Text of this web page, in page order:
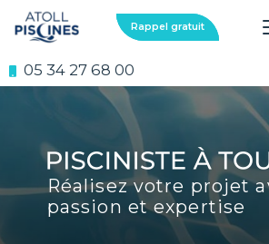
au
contenu
05 34 27 68 00
Rappel gratuit
Réalisez votre projet
passion et expertise